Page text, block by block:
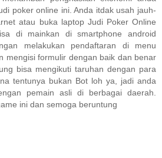
poker online ini. Anda itdak usah jauh-
atau buka laptop Judi Poker Online
di mainkan di smartphone android
melakukan pendaftaran di menu
mengisi formulir dengan baik dan benar
bisa mengikuti taruhan dengan para
tentunya bukan Bot loh ya, jadi anda
pemain asli di berbagai daerah.
ini dan semoga beruntung